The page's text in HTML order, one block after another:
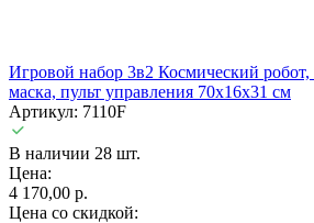
Игровой набор 3в2 Космический
маска, пульт управления 70х16х31 см
Артикул: 7110F
В наличии 28 шт.
Цена:
4 170,00 р.
Цена со скидкой: